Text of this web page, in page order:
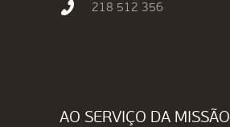
218 512 356
AO SERVIÇO DA MISSÃO